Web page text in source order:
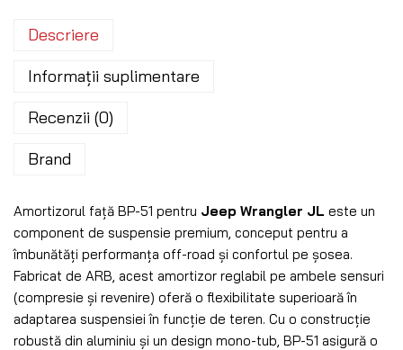
Descriere
Informații suplimentare
Recenzii (0)
Brand
Amortizorul față BP-51 pentru Jeep Wrangler JL este un
component de suspensie premium, conceput pentru a
îmbunătăți performanța off-road și confortul pe șosea.
Fabricat de ARB, acest amortizor reglabil pe ambele sensuri
(compresie și revenire) oferă o flexibilitate superioară în
adaptarea suspensiei în funcție de teren. Cu o construcție
robustă din aluminiu și un design mono-tub, BP-51 asigură o